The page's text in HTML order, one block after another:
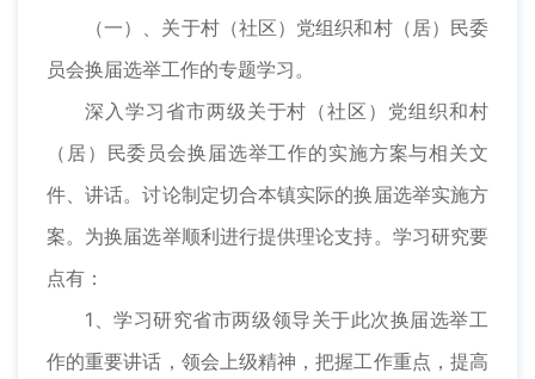
（一）、关于村（社区）党组织和村（居）民委
员会换届选举工作的专题学习。
深入学习省市两级关于村（社区）党组织和村
（居）民委员会换届选举工作的实施方案与相关文
件、讲话。讨论制定切合本镇实际的换届选举实施方
案。为换届选举顺利进行提供理论支持。学习研究要
点有：
1、学习研究省市两级领导关于此次换届选举工
作的重要讲话，领会上级精神，把握工作重点，提高